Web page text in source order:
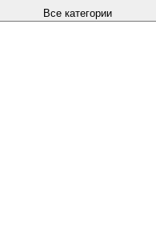
Все категории